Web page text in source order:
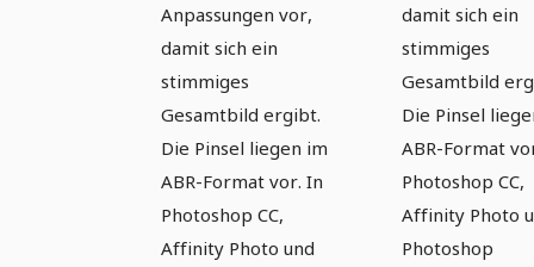
Anpassungen vor,
damit sich ein
stimmiges
Gesamtbild ergibt.
Die Pinsel liegen im
ABR-Format vor. In
Photoshop CC,
Affinity Photo und
damit sich ein
stimmiges
Gesamtbild
Die Pinsel
ABR-Format
Photoshop CC,
Affinity Photo
Photoshop